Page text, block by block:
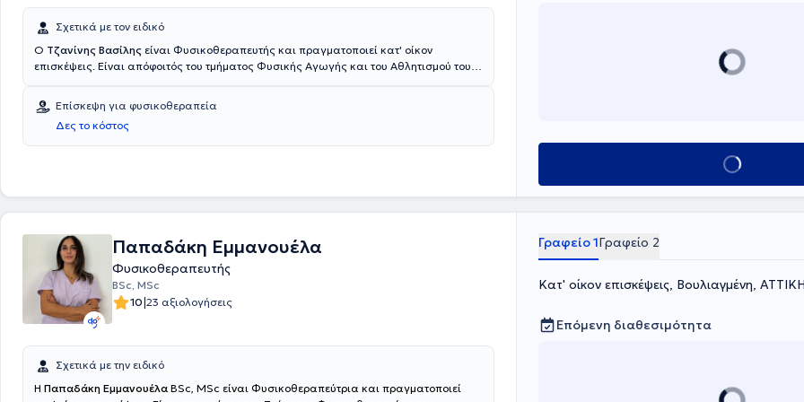
Σχετικά με τον ειδικό
Ο Τζανίνης Βασίλης είναι Φυσικοθεραπευτής και πραγματοποιεί κατ' οίκον
επισκέψεις. Είναι απόφοιτός του τμήματος Φυσικής Αγωγής και του Αθλητισμού του
Φυσικοθεραπείας του Πανεπιστημίου Δυτικής Αττικής. Διαθέτει αξιόλογη εμπειρία
και είναι μέλος του Πανελλήνιου Συλλόγου Φυσικοθεραπευτών. Ασχολείται με την
αντιμετώπιση μυοσκελετικών παθήσεων, νευρολογικών παθήσεων (Πάρκινσον,
πολλαπλή σκλήρυνση κτλπ), μετεγχειρητική αποκατάσταση, αναπνευστική
Επίσκεψη για φυσικοθεραπεία
Δες το κόστος
Κλείσε ραντεβού
Παπαδάκη Εμμανουέλα
Φυσικοθεραπευτής
BSc, MSc
10|23 αξιολογήσεις
Σχετικά με την ειδικό
Η Παπαδάκη Εμμανουέλα BSc, MSc είναι Φυσικοθεραπεύτρια και πραγματοποιεί
Γραφείο 1Γραφείο 2
Κατ' οίκον επισκέψεις, Βουλιαγμένη, ΑΤΤΙΚΗ
Επόμενη διαθεσιμότητα